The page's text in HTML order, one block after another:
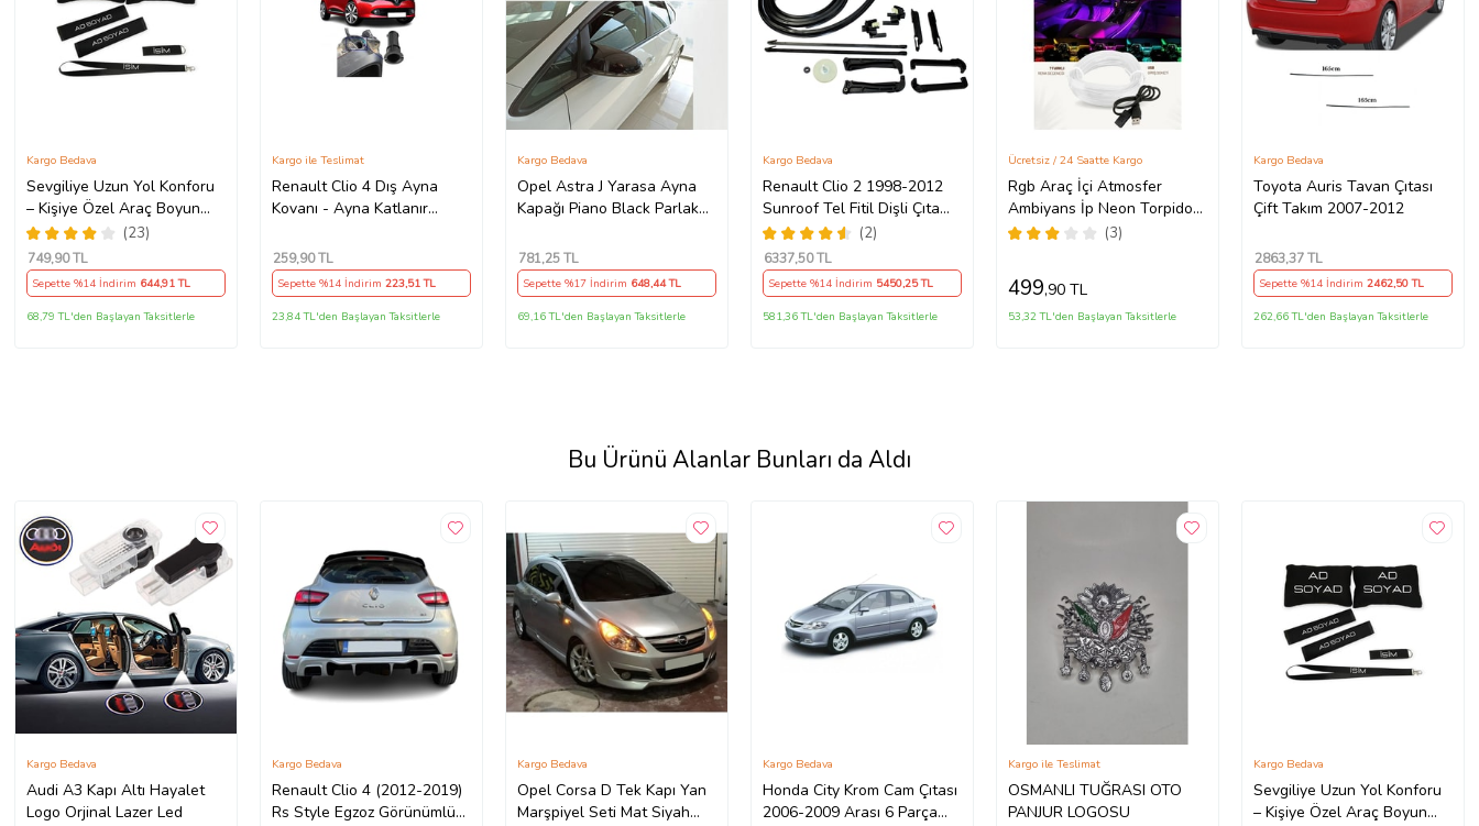
Sevgiliye Uzun Yol Konforu
– Kişiye Özel Araç Boyun
Yastığı & Kemer Pedi Hediye
Seti
(23)
Kargo Bedava
749,90 TL
Sepette %14 İndirim 644,91 TL
68,79 TL'den Başlayan Taksitlerle
Renault Clio 4 Dış Ayna
Kovanı - Ayna Katlanır
490307706 M3625
Kargo ile Teslimat
259,90 TL
Sepette %14 İndirim 223,51 TL
23,84 TL'den Başlayan Taksitlerle
Opel Astra J Yarasa Ayna
Kapağı Piano Black Parlak
Kargo Bedava
781,25 TL
Sepette %17 İndirim 648,44 TL
69,16 TL'den Başlayan Taksitlerle
Renault Clio 2 1998-2012
Sunroof Tel Fitil Dişli Çıta
Ayak Seti
(2)
Kargo Bedava
6337,50 TL
Sepette %14 İndirim 5450,25 TL
581,36 TL'den Başlayan Taksitlerle
Rgb Araç İçi Atmosfer
Ambiyans İp Neon Torpido
Led 3 Metre USB Girişli
(3)
Ücretsiz / 24 Saatte Kargo
499,90 TL
53,32 TL'den Başlayan Taksitlerle
Toyota Auris Tavan Çıtası
Çift Takım 2007-2012
Kargo Bedava
2863,37 TL
Sepette %14 İndirim2462,50 TL
262,66 TL'den Başlayan Taksitlerle
Bu Ürünü Alanlar Bunları da Aldı
Audi A3 Kapı Altı Hayalet
Logo Orjinal Lazer Led
Kargo Bedava
Renault Clio 4 (2012-2019)
Rs Style Egzoz Görünümlü
Kargo Bedava
Opel Corsa D Tek Kapı Yan
Marşpiyel Seti Mat Siyah
Kargo Bedava
Honda City Krom Cam Çıtası
2006-2009 Arası 6 Parça
Kargo Bedava
OSMANLI TUĞRASI OTO
PANJUR LOGOSU
Kargo ile Teslimat
Sevgiliye Uzun Yol Konforu
– Kişiye Özel Araç Boyun
Kargo Bedava